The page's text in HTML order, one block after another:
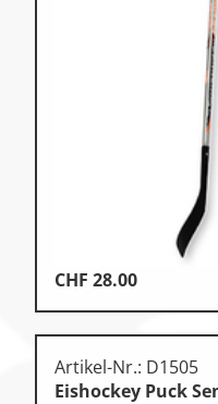
CHF 28.00
Artikel-Nr.: D1505
Eishockey Puck